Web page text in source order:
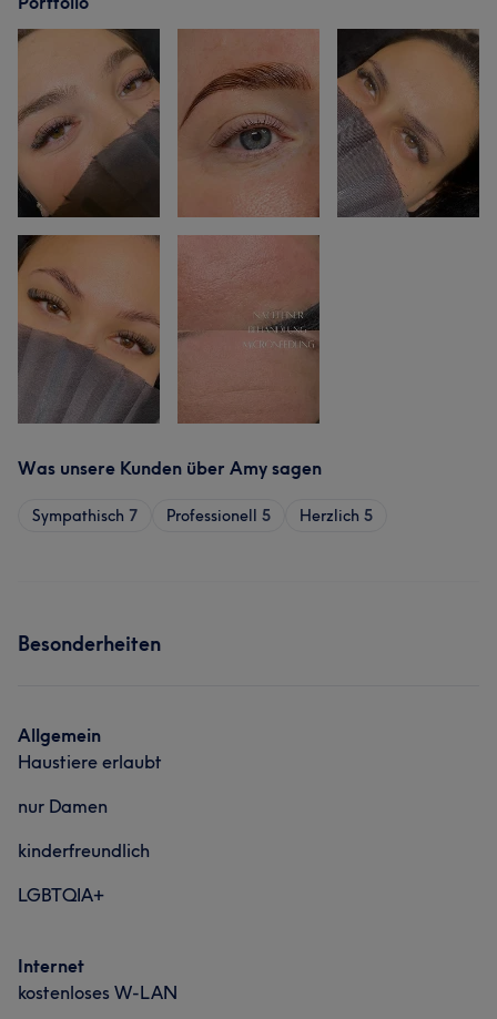
Was unsere Kunden über Amy sagen
Sympathisch 7 Professionell 5 Herzlich 5
Besonderheiten
Allgemein
Haustiere erlaubt
nur Damen
kinderfreundlich
LGBTQIA+
Internet
kostenloses W-LAN